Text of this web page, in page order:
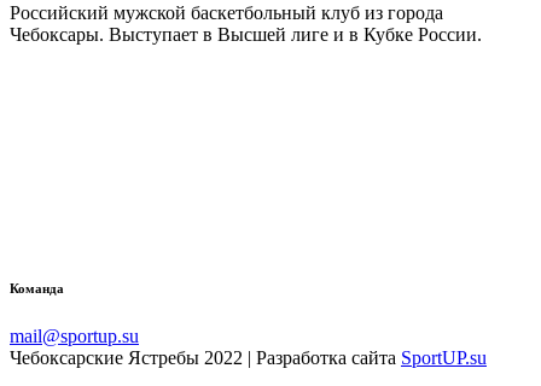
Российский мужской баскетбольный клуб из города
Чебоксары. Выступает в Высшей лиге и в Кубке России.
Команда
mail@sportup.su
Чебоксарские Ястребы 2022 | Разработка сайта SportUP.su